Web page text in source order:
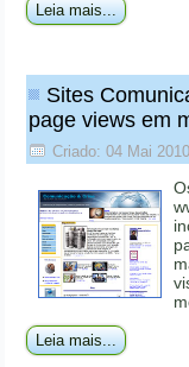
Leia mais...
Sites
page views em
Criado: 04 Mai 2010
Leia mais...